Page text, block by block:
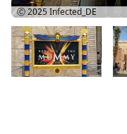
Ⓒ 2025Infected_DE